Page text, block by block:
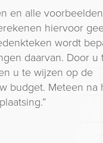
en alle voorbeelden
hiervoor
wordt
daarvan. Door u
u te wijzen op de
budget. Meteen na